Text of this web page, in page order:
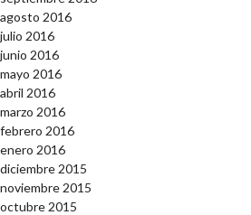
agosto 2016
julio 2016
junio 2016
mayo 2016
abril 2016
marzo 2016
febrero 2016
enero 2016
diciembre 2015
noviembre 2015
octubre 2015